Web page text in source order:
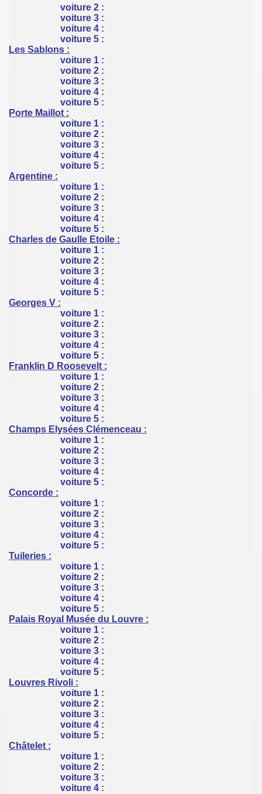
voiture 2 :
voiture 3 :
voiture 4 :
voiture 5 :
Les Sablons :
voiture 1 :
voiture 2 :
voiture 3 :
voiture 4 :
voiture 5 :
Porte Maillot :
voiture 1 :
voiture 2 :
voiture 3 :
voiture 4 :
voiture 5 :
Argentine :
voiture 1 :
voiture 2 :
voiture 3 :
voiture 4 :
voiture 5 :
Charles de Gaulle Etoile :
voiture 1 :
voiture 2 :
voiture 3 :
voiture 4 :
voiture 5 :
Georges V :
voiture 1 :
voiture 2 :
voiture 3 :
voiture 4 :
voiture 5 :
Franklin D Roosevelt :
voiture 1 :
voiture 2 :
voiture 3 :
voiture 4 :
voiture 5 :
Champs Elysées Clémenceau :
voiture 1 :
voiture 2 :
voiture 3 :
voiture 4 :
voiture 5 :
Concorde :
voiture 1 :
voiture 2 :
voiture 3 :
voiture 4 :
voiture 5 :
Tuileries :
voiture 1 :
voiture 2 :
voiture 3 :
voiture 4 :
voiture 5 :
Palais Royal Musée du Louvre :
voiture 1 :
voiture 2 :
voiture 3 :
voiture 4 :
voiture 5 :
Louvres Rivoli :
voiture 1 :
voiture 2 :
voiture 3 :
voiture 4 :
voiture 5 :
Châtelet :
voiture 1 :
voiture 2 :
voiture 3 :
voiture 4 :